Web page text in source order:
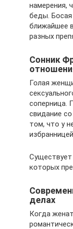
намерения,
беды.
ближайшее
разных
Сонник
Голая
соперница.
свидание
том, что у
которых
делах
Когда